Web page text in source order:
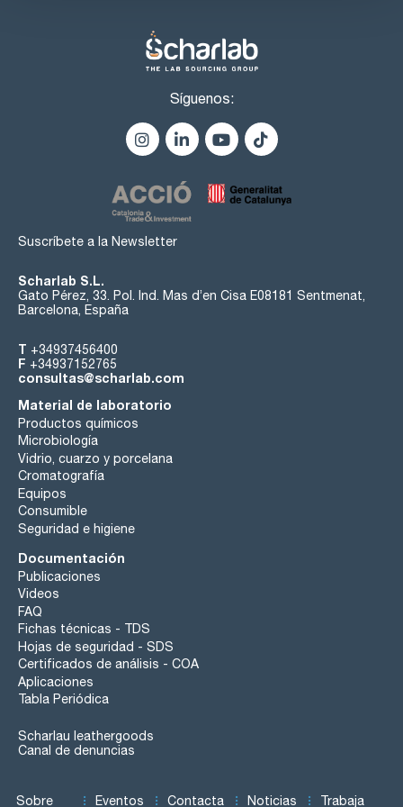
selectividad polar. La actividad silanofílica es muy baja.
Compuestos muy básicos como la Amitriptilina pueden ser
eluídos en fases móviles neutras con excelente simetría de
pico. Sus aplicaciones típicas se encuentran en la Industria
Farmacéutica en la separación de compuestos ácidos o
básicos. Presenta una selectividad alternativa a la clásica de
El relleno C18 SH está completamente desactivado
('endcapped'). Es el C18 de ProntoSIL con la máxima carga
cis/trans de algunos isómeros.
- ProntoPEARL NPPsub2: partículas no porosas, 1.5µm, para
moléculas grandes. Sin endcapping
Síguenos:
Suscríbete a la Newsletter
Scharlab S.L.
Gato Pérez, 33. Pol. Ind. Mas d’en Cisa E08181 Sentmenat,
Barcelona, España
T +34937456400
F +34937152765
consultas@scharlab.com
Material de laboratorio
Productos químicos
Microbiología
Vidrio, cuarzo y porcelana
Cromatografía
Equipos
Consumible
Seguridad e higiene
Documentación
Publicaciones
Videos
FAQ
Fichas técnicas - TDS
Hojas de seguridad - SDS
Certificados de análisis - COA
Aplicaciones
Tabla Periódica
Scharlau leathergoods
Canal de denuncias
Sobre Eventos Contacta Noticias Trabaja